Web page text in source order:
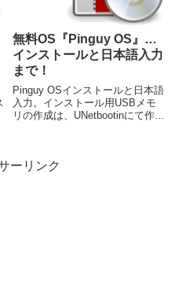
無料OS『Pinguy OS』…
インストールと日本語入力
まで！
Pinguy OSインストールと日本語
入力。インストール用USBメモ
リの作成は、UNetbootinにて作成
などの設定以外、ほとんどそのま
ーリンク